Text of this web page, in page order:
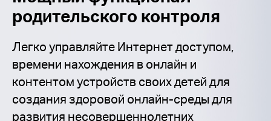
родительского контроля
Легко управляйте Интернет доступом,
времени нахождения в онлайн и
контентом устройств своих детей для
создания здоровой онлайн-среды для
развития несовершеннолетних